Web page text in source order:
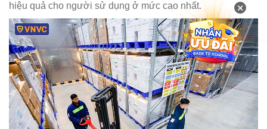
hiệu quả cho người sử dụng ở mức cao nhất.
×